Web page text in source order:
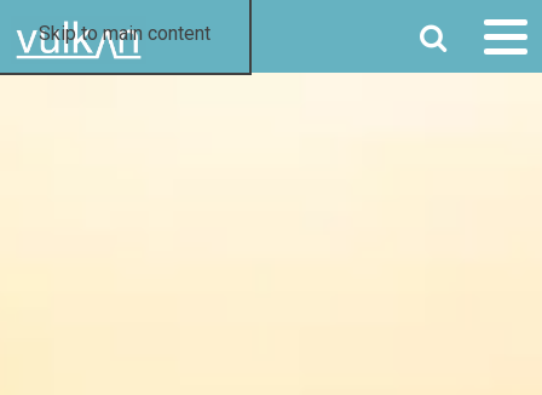
Skip to main content SØG